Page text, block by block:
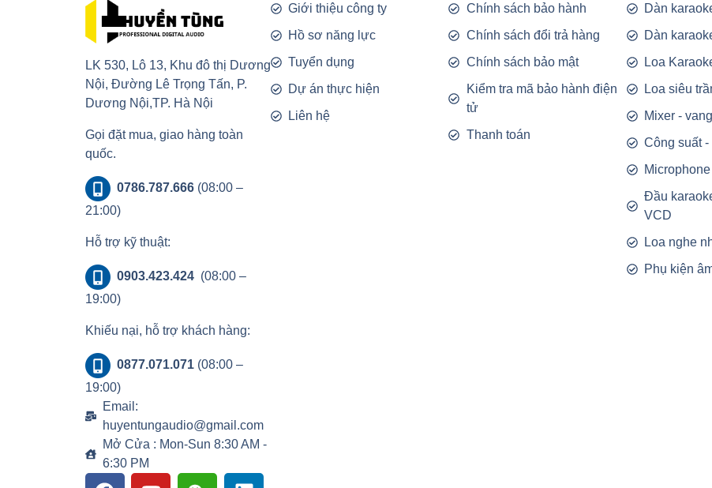
LK 530, Lô 13, Khu đô thị Dương
Nội, Đường Lê Trọng Tấn, P.
Dương Nội,TP. Hà Nội
Gọi đặt mua, giao hàng toàn
quốc.
0786.787.666(08:00 –
21:00)
Hỗ trợ kỹ thuật:
0903.423.424 (08:00 –
19:00)
Khiếu nại, hỗ trợ khách hàng:
0877.071.071(08:00 –
19:00)
Email:
huyentungaudio@gmail.com
Mở Cửa : Mon-Sun 8:30 AM -
6:30 PM
Giới thiệu công ty
Hồ sơ năng lực
Tuyển dụng
Dự án thực hiện
Liên hệ
Chính sách bảo hành
Chính sách đổi trả hàng
Chính sách bảo mật
Kiểm tra mã bảo hành điện
tử
Thanh toán
Dàn
Dàn
Loa
Loa siêu
Mixer -
Công suất -
Microphone
Đầu
VCD
Loa nghe
Phụ kiện